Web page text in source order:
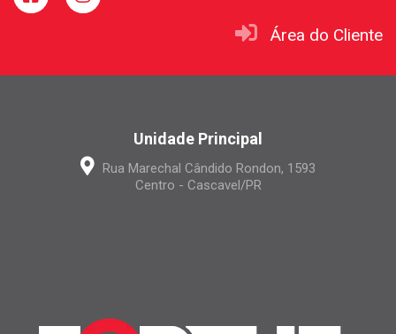
Área do Cliente
Unidade Principal
Rua Marechal Cândido Rondon, 1593
Centro - Cascavel/PR